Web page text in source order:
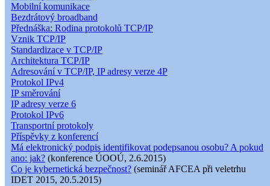
Mobilní komunikace
Bezdrátový broadband
Přednáška: Rodina protokolů TCP/IP
Vznik TCP/IP
Standardizace v TCP/IP
Architektura TCP/IP
Adresování v TCP/IP, IP adresy verze 4P
Protokol IPv4
IP směrování
IP adresy verze 6
Protokol IPv6
Transportní protokoly
Příspěvky z konferencí
Má elektronický podpis identifikovat podepsanou osobu? A pokud
ano: jak? (konference ÚOOÚ, 2.6.2015)
Co je kybernetická bezpečnost? (seminář AFCEA při veletrhu
IDET 2015, 20.5.2015)